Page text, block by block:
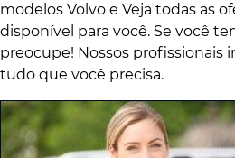
modelos Volvo e Veja todas as
disponível para você. Se você
preocupe! Nossos profissionais
tudo que você precisa.